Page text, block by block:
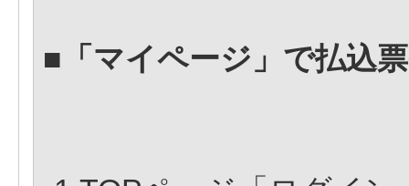
■「マイページ」で払込